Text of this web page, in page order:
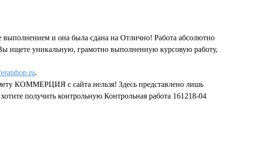
и она была сдана на Отлично! Работа абсолютно
ищете уникальную, грамотно выполненную курсовую работу,
.
КОММЕРЦИЯ с сайта нельзя! Здесь представлено лишь
получить контрольную Контрольная работа 161218-04